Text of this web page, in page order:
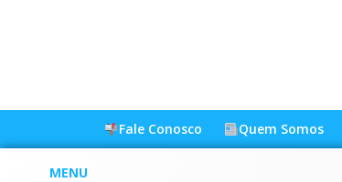
Fale Conosco Quem Somos
MENU